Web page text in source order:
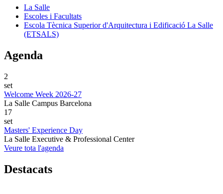
La Salle
Escoles i Facultats
Escola Tècnica Superior d'Arquitectura i Edificació La Salle
(ETSALS)
Agenda
2
set
Welcome Week 2026-27
La Salle Campus Barcelona
17
set
Masters' Experience Day
La Salle Executive & Professional Center
Veure tota l'agenda
Destacats